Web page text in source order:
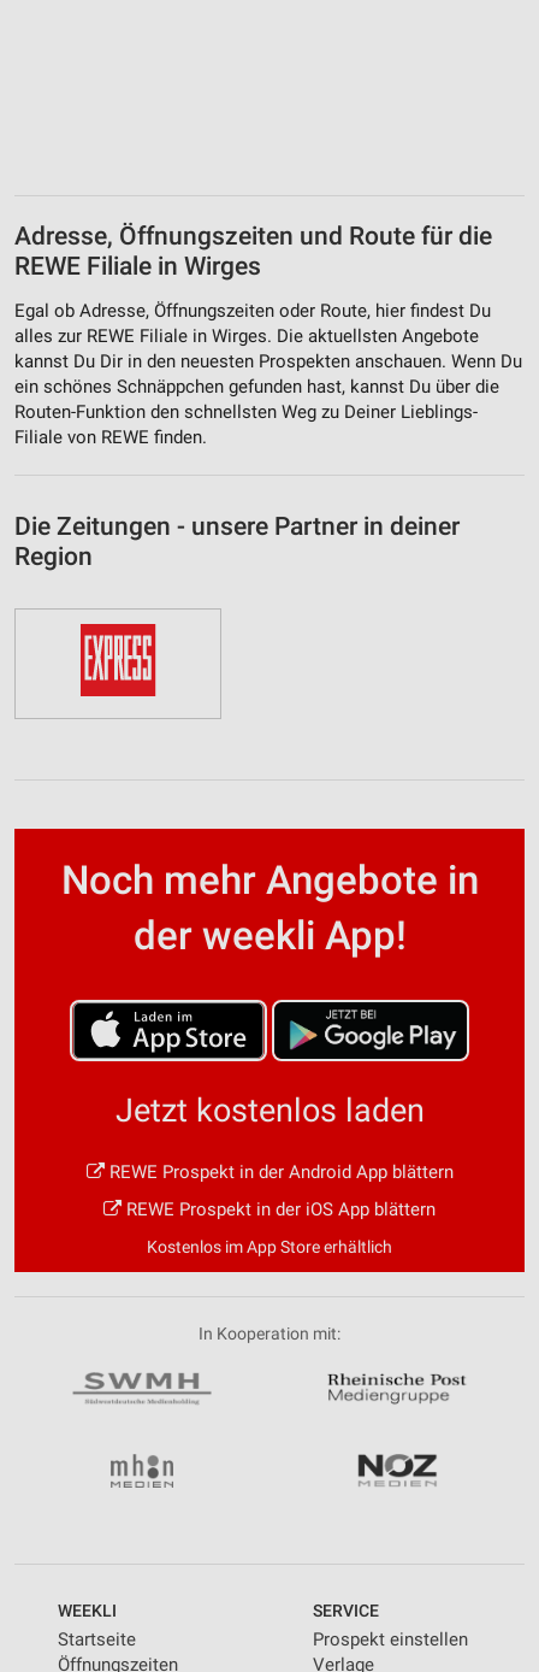
Adresse, Öffnungszeiten und Route für die
REWE Filiale in Wirges
Egal ob Adresse, Öffnungszeiten oder Route, hier findest Du
alles zur REWE Filiale in Wirges. Die aktuellsten Angebote
kannst Du Dir in den neuesten Prospekten anschauen. Wenn Du
ein schönes Schnäppchen gefunden hast, kannst Du über die
Routen-Funktion den schnellsten Weg zu Deiner Lieblings-
Filiale von REWE finden.
Die Zeitungen - unsere Partner in deiner
Region
Noch mehr Angebote in
der weekli App!
Jetzt kostenlos laden
REWE Prospekt in der Android App blättern
REWE Prospekt in der iOS App blättern
Kostenlos im App Store erhältlich
In Kooperation mit:
WEEKLI
Startseite
Öffnungszeiten
SERVICE
Prospekt einstellen
Verlage